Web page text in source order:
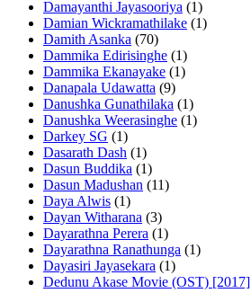
Damayanthi Jayasooriya (1)
Damian Wickramathilake (1)
Damith Asanka (70)
Dammika Edirisinghe (1)
Dammika Ekanayake (1)
Danapala Udawatta (9)
Danushka Gunathilaka (1)
Danushka Weerasinghe (1)
Darkey SG (1)
Dasarath Dash (1)
Dasun Buddika (1)
Dasun Madushan (11)
Daya Alwis (1)
Dayan Witharana (3)
Dayarathna Perera (1)
Dayarathna Ranathunga (1)
Dayasiri Jayasekara (1)
Dedunu Akase Movie (OST) [2017]